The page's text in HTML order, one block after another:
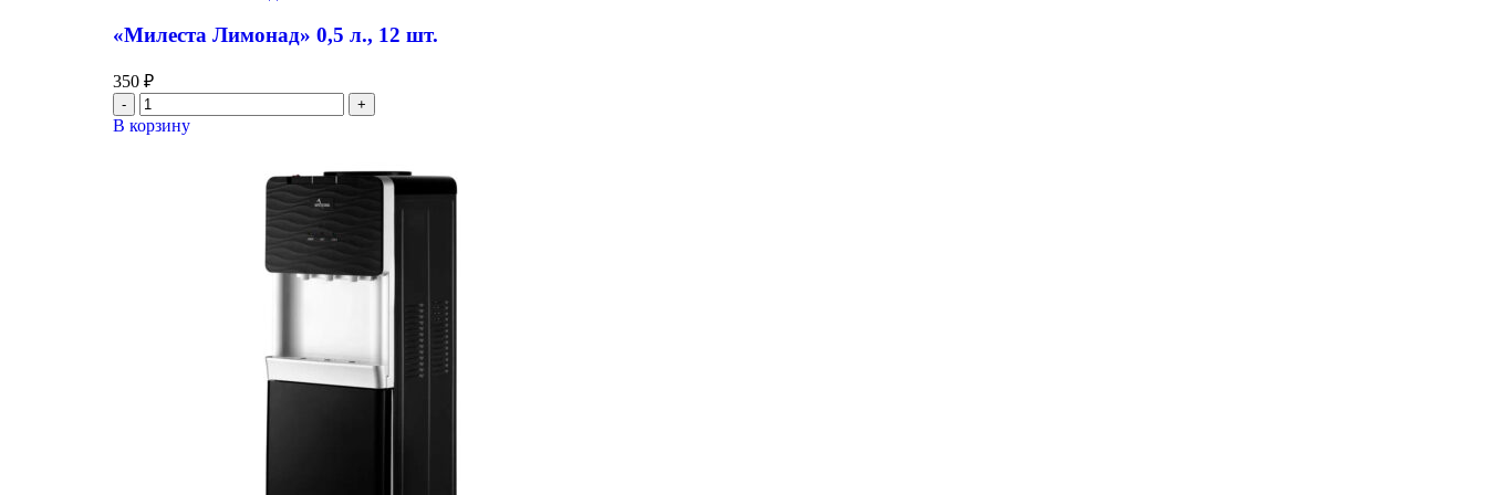
«Милеста Лимонад» 0,5 л., 12 шт.
350 ₽
В корзину